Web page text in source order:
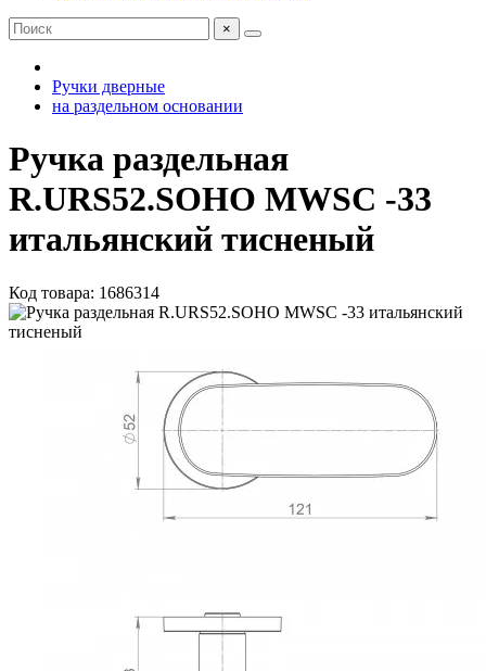
×
Ручки дверные
на раздельном основании
Ручка раздельная
R.URS52.SOHO MWSC -33
итальянский тисненый
Код товара: 1686314